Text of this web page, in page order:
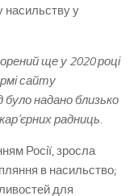
насильству у
ще у 2020 році
сайту
було надано близько
радниць.
Росії, зросла
в насильство;
для